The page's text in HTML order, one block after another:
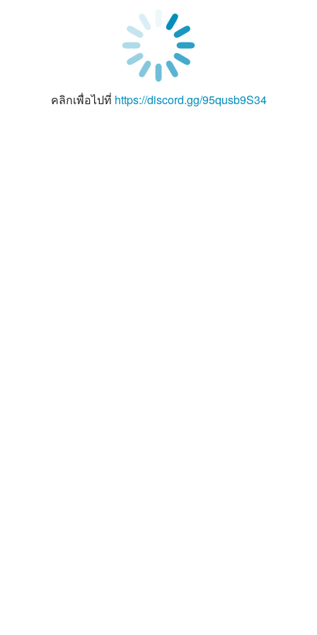
คลิกเพื่อไปที่ https://discord.gg/95qusb9S34